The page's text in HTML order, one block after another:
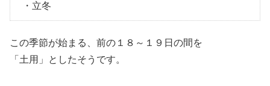
・立冬
この季節が始まる、前の１８～１９日の間を
「土用」としたそうです。